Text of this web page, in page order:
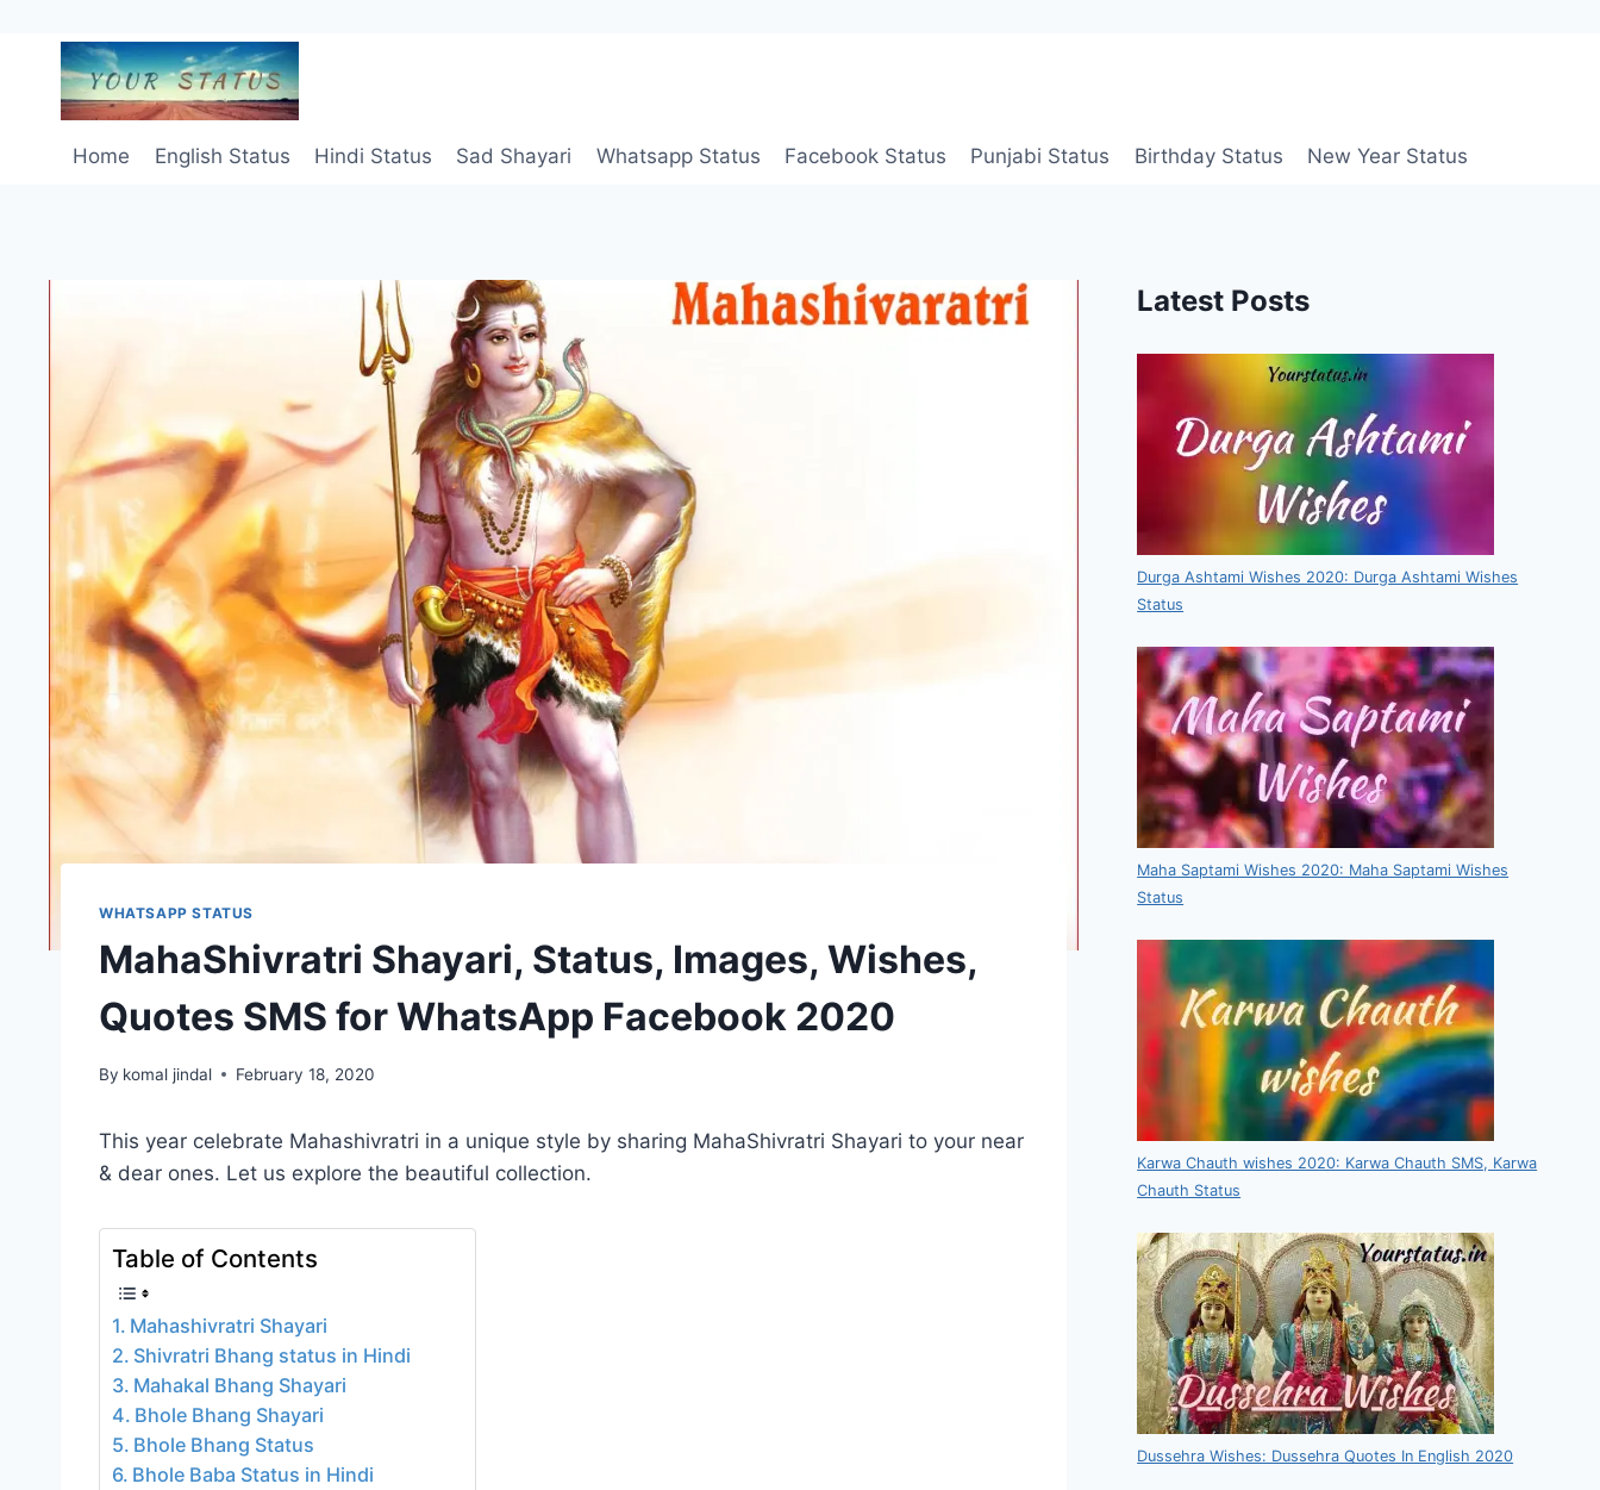
content
Home
English Status Hindi Status Sad Shayari Whatsapp Status Facebook Status Punjabi Status Birthday Status New Year Status
WHATSAPP STATUS
MahaShivratri Shayari, Status, Images, Wishes,
Quotes SMS for WhatsApp Facebook 2020
By komal jindal February 18, 2020
This year celebrate Mahashivratri in a unique style by sharing MahaShivratri Shayari to your near
& dear ones. Let us explore the beautiful collection.
Table of Contents
Mahashivratri Shayari
Shivratri Bhang status in Hindi
Mahakal Bhang Shayari
Bhole Bhang Shayari
Bhole Bhang Status
Bhole Baba Status in Hindi
Latest Posts
Durga Ashtami Wishes 2020: Durga Ashtami Wishes
Status
Maha Saptami Wishes 2020: Maha Saptami Wishes
Status
Karwa Chauth wishes 2020: Karwa Chauth SMS, Karwa
Chauth Status
Dussehra Wishes: Dussehra Quotes In English 2020